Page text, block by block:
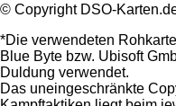
© Copyright DSO-
*Die verwendeten
Blue Byte bzw. Ubisoft
Duldung verwendet.
Das uneingeschränkte